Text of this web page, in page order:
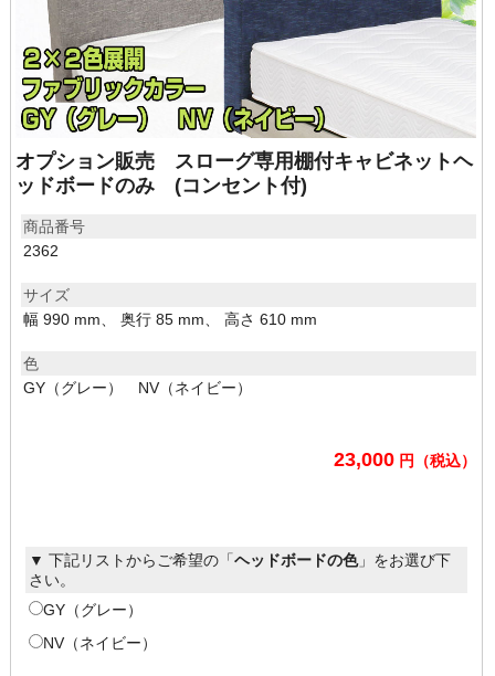
オプション販売 スローグ専用棚付キャビネットヘ
ッドボードのみ (コンセント付)
商品番号
2362
サイズ
幅 990 mm、 奥行 85 mm、 高さ 610 mm
色
GY（グレー） NV（ネイビー）
23,000 円（税込）
▼ 下記リストからご希望の「ヘッドボードの色」をお選び下
さい。
GY（グレー）
NV（ネイビー）